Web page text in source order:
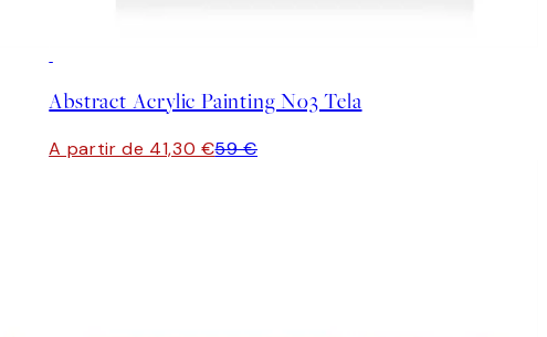
Abstract Acrylic Painting No3 Tela
A partir de 41,30 €59 €